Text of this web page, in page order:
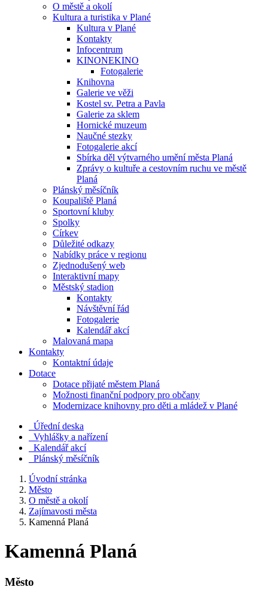
O městě a okolí
Kultura a turistika v Plané
Kultura v Plané
Kontakty
Infocentrum
KINONEKINO
Fotogalerie
Knihovna
Galerie ve věži
Kostel sv. Petra a Pavla
Galerie za sklem
Hornické muzeum
Naučné stezky
Fotogalerie akcí
Sbírka děl výtvarného umění města Planá
Zprávy o kultuře a cestovním ruchu ve městě
Planá
Plánský měsíčník
Koupaliště Planá
Sportovní kluby
Spolky
Církev
Důležité odkazy
Nabídky práce v regionu
Zjednodušený web
Interaktivní mapy
Městský stadion
Kontakty
Návštěvní řád
Fotogalerie
Kalendář akcí
Malovaná mapa
Kontakty
Kontaktní údaje
Dotace
Dotace přijaté městem Planá
Možnosti finanční podpory pro občany
Modernizace knihovny pro děti a mládež v Plané
Úřední deska
Vyhlášky a nařízení
Kalendář akcí
Plánský měsíčník
Úvodní stránka
Město
O městě a okolí
Zajímavosti města
Kamenná Planá
Kamenná Planá
Město